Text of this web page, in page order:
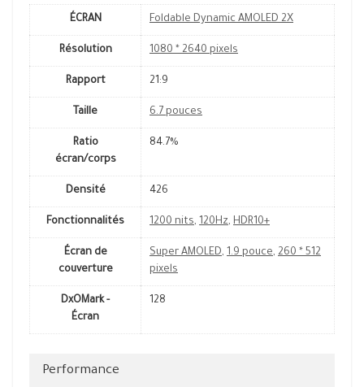
ÉCRAN Foldable Dynamic AMOLED 2X
Résolution 1080 * 2640 pixels
Rapport 21:9
Taille 6.7 pouces
Ratio
écran/corps
84.7%
Densité 426
Fonctionnalités 1200 nits, 120Hz, HDR10+
Écran de
couverture
Super AMOLED, 1.9 pouce, 260 * 512
pixels
DxOMark -
Écran
128
Performance